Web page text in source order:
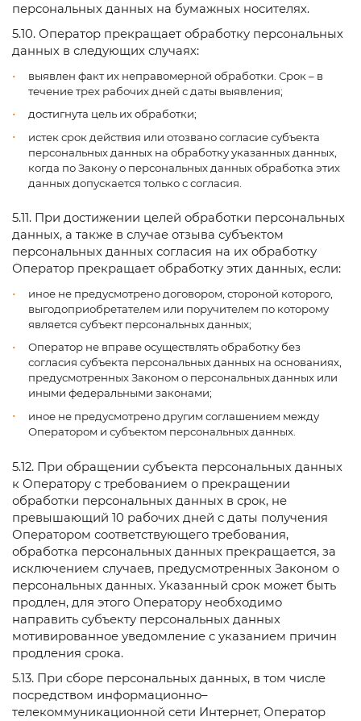
персональных данных на бумажных носителях.
5.10. Оператор прекращает обработку персональных
данных в следующих случаях:
выявлен факт их неправомерной обработки. Срок – в
течение трех рабочих дней с даты выявления;
достигнута цель их обработки;
истек срок действия или отозвано согласие субъекта
персональных данных на обработку указанных данных,
когда по Закону о персональных данных обработка этих
данных допускается только с согласия.
5.11. При достижении целей обработки персональных
данных, а также в случае отзыва субъектом
персональных данных согласия на их обработку
Оператор прекращает обработку этих данных, если:
иное не предусмотрено договором, стороной которого,
выгодоприобретателем или поручителем по которому
является субъект персональных данных;
Оператор не вправе осуществлять обработку без
согласия субъекта персональных данных на основаниях,
предусмотренных Законом о персональных данных или
иными федеральными законами;
иное не предусмотрено другим соглашением между
Оператором и субъектом персональных данных.
5.12. При обращении субъекта персональных данных
к Оператору с требованием о прекращении
обработки персональных данных в срок, не
превышающий 10 рабочих дней с даты получения
Оператором соответствующего требования,
обработка персональных данных прекращается, за
исключением случаев, предусмотренных Законом о
персональных данных. Указанный срок может быть
продлен, для этого Оператору необходимо
направить субъекту персональных данных
мотивированное уведомление с указанием причин
продления срока.
5.13. При сборе персональных данных, в том числе
посредством информационно–
телекоммуникационной сети Интернет, Оператор